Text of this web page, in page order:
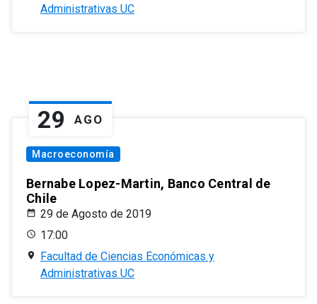
Administrativas UC
29 AGO
Macroeconomía
Bernabe Lopez-Martin, Banco Central de
Chile
29 de Agosto de 2019
17:00
Facultad de Ciencias Económicas y
Administrativas UC